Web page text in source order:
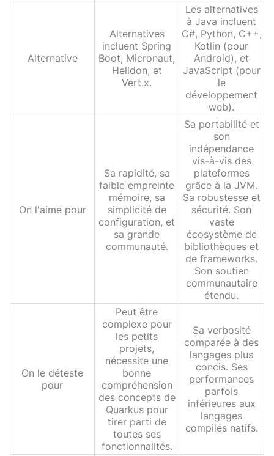
Alternative
Alternatives
incluent Spring
Boot, Micronaut,
Helidon, et
Vert.x.
Les alternatives
à Java incluent
C#, Python, C++,
Kotlin (pour
Android), et
JavaScript (pour
le
développement
web).
On l'aime pour
Sa rapidité, sa
faible empreinte
mémoire, sa
simplicité de
configuration, et
sa grande
communauté.
Sa portabilité et
son
indépendance
vis-à-vis des
plateformes
grâce à la JVM.
Sa robustesse et
sécurité. Son
vaste
écosystème de
bibliothèques et
de frameworks.
Son soutien
communautaire
étendu.
On le déteste
pour
Peut être
complexe pour
les petits
projets,
nécessite une
bonne
compréhension
des concepts de
Quarkus pour
tirer parti de
toutes ses
fonctionnalités.
Sa verbosité
comparée à des
langages plus
concis. Ses
performances
parfois
inférieures aux
langages
compilés natifs.